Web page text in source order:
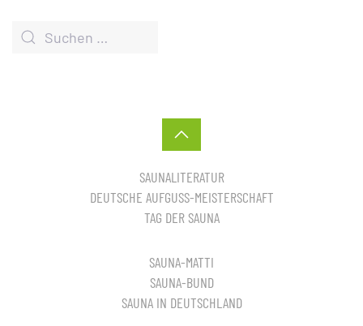
SAUNALITERATUR
DEUTSCHE AUFGUSS-MEISTERSCHAFT
TAG DER SAUNA
SAUNA-MATTI
SAUNA-BUND
SAUNA IN DEUTSCHLAND